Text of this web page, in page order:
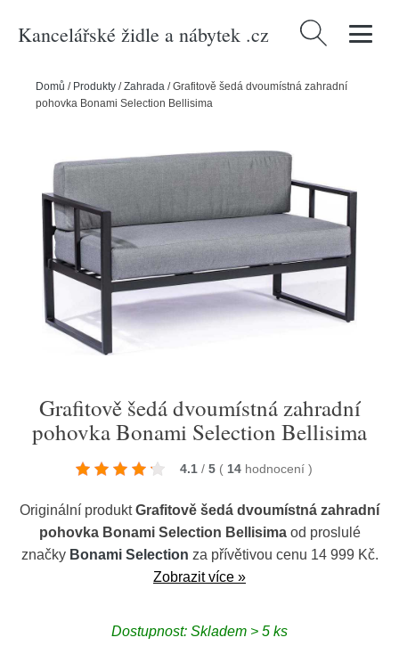
Kancelářské židle a nábytek .cz Vyhledávání
Domů / Produkty /Zahrada /Grafitově šedá dvoumístná zahradní
pohovka Bonami Selection Bellisima
Grafitově šedá dvoumístná zahradní
pohovka Bonami Selection Bellisima
4.1 / 5 ( 14 hodnocení )
Originální produktGrafitově šedá dvoumístná zahradní
pohovka Bonami Selection Bellisimaod proslulé
značky Bonami Selection za přívětivou cenu 14 999 Kč.
Zobrazit více »
Dostupnost: Skladem > 5 ks